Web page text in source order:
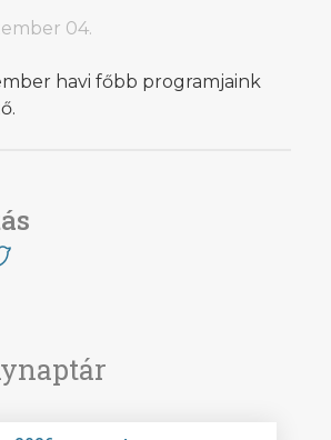
04.
havi főbb programjaink